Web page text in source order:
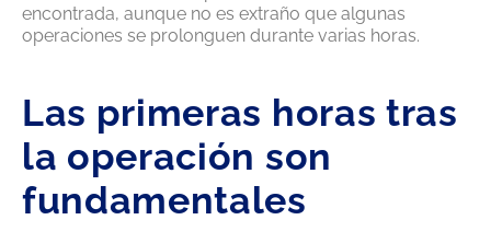
encontrada, aunque no es extraño que algunas
operaciones se prolonguen durante varias horas.
Las primeras horas tras
la operación son
fundamentales